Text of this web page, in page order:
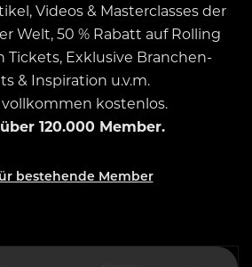
Videos & Masterclasses der
Welt, 50 % Rabatt auf Rolling
Tickets, Exklusive Branchen-
& Inspiration u.v.m.
kostenlos.
120.000 Member.
bestehende Member